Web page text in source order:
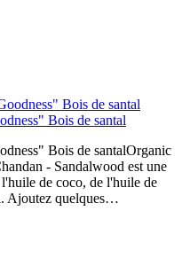
Bois de santal
Bois de santalOrganic
- Sandalwood est une
de coco, de l'huile de
Ajoutez quelques…